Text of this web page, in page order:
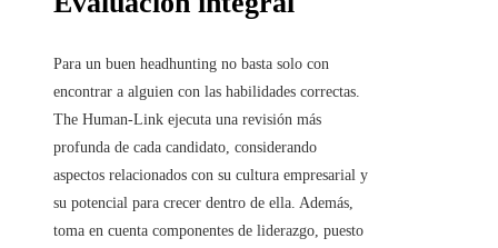
Para un buen headhunting no basta solo con
encontrar a alguien con las habilidades correctas.
The Human-Link ejecuta una revisión más
profunda de cada candidato, considerando
aspectos relacionados con su cultura empresarial y
su potencial para crecer dentro de ella. Además,
toma en cuenta componentes de liderazgo, puesto